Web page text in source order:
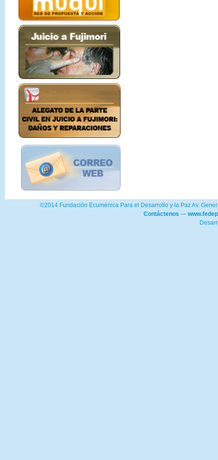
©2014 Fundación Ecuménica Para el Desarrollo y la Paz Av.
Contáctenos —